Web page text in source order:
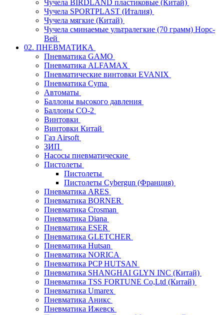
Чучела BIRDLAND пластиковые (Китай)
Чучела SPORTPLAST (Италия)
Чучела мягкие (Китай)
Чучела сминаемые ультралегкие (70 грамм) Норс-
Вей
02. ПНЕВМАТИКА
Пневматика GAMO
Пневматика ALFAMAX
Пневматические винтовки EVANIX
Пневматика Cyma
Автоматы
Баллоны высокого давления
Баллоны СО-2
Винтовки
Винтовки Китай
Газ Airsoft
ЗИП
Насосы пневматические
Пистолеты
Пистолеты
Пистолеты Cybergun (Франция)
Пневматика ARES
Пневматика BORNER
Пневматика Crosman
Пневматика Diana
Пневматика ESER
Пневматика GLETCHER
Пневматика Hutsan
Пневматика NORICA
Пневматика PCP HUTSAN
Пневматика SHANGHAI GLYN INC (Китай)
Пневматика TSS FORTUNE Co,Ltd (Китай)
Пневматика Umarex
Пневматика Аникс
Пневматика Ижевск